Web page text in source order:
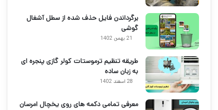
برگرداندن فایل حذف شده از سطل آشغال
گوشی
21 بهمن 1402
طریقه تنظیم ترموستات کولر گازی پنجره ای
به زبان ساده
28 اسفند 1402
معرفی تمامی دکمه های روی یخچال امرسان